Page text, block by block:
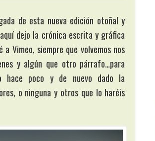
de esta nueva edición otoñal y
dejo la crónica escrita y gráfica
Vimeo, siempre que volvemos nos
y algún que otro párrafo…para
hace poco y de nuevo dado la
o ninguna y otros que lo haréis